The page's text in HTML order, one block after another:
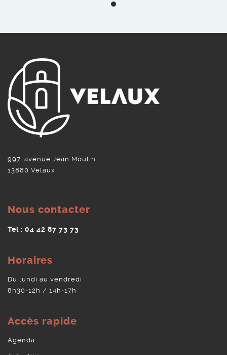
997, avenue Jean Moulin
13880 Velaux
Nous contacter
Tel : 04 42 87 73 73
Horaires
Du lundi au vendredi
8h30-12h / 14h-17h
Accès rapide
Agenda